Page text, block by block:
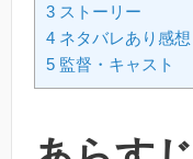
3 ストーリー
4 ネタバレあり感想
5 監督・キャスト